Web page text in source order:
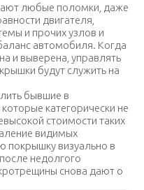
любые поломки, даже
двигателя,
и прочих узлов и
автомобиля. Когда
и выверена, управлять
будут служить на
бывшие в
категорически не
стоимости таких
видимых
покрышку визуально в
недолгого
снова дают о